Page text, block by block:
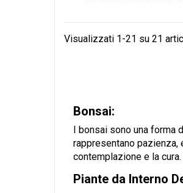
Visualizzati 1-21 su 21
Bonsai:
I bonsai sono una forma
rappresentano pazienza,
contemplazione e la cura.
Piante da Interno